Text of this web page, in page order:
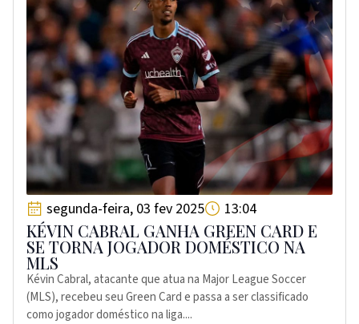
segunda-feira, 03 fev 2025 13:04
KÉVIN CABRAL GANHA GREEN CARD E
SE TORNA JOGADOR DOMÉSTICO NA
MLS
Kévin Cabral, atacante que atua na Major League Soccer
(MLS), recebeu seu Green Card e passa a ser classificado
como jogador doméstico na liga....